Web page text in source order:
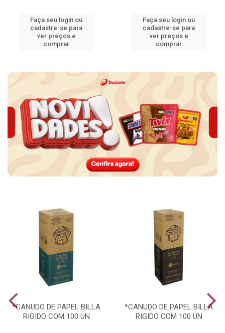
Faça seu login ou
cadastre-se para
ver preços e
comprar
Faça seu login ou
cadastre-se para
ver preços e
comprar
*CANUDO DE PAPEL BILLA
RIGIDO COM 100 UN
*CANUDO DE PAPEL BILLA
RIGIDO COM 100 UN